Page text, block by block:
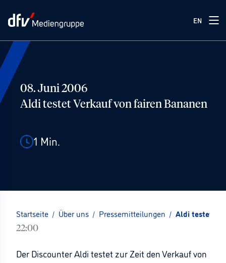
EN
08. Juni 2006
Aldi testet Verkauf von fairen Bananen
1 Min.
Startseite / Über uns / Pressemitteilungen / Aldi testet
22:00
Der Discounter Aldi testet zur Zeit den Verkauf von